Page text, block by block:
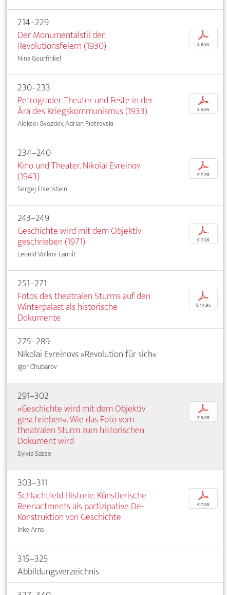
214–229
Der Monumentalstil der
Revolutionsfeiern (1930)
Nina Gourfinkel
p
€ 9,95
230–233
Petrograder Theater und Feste in der
Ära des Kriegskommunismus (1933)
Aleksei Gvozdev, Adrian Piotrovski
p
€ 5,95
234–240
Kino und Theater. Nikolai Evreinov
(1943)
Sergej Eisenstein
p
€ 7,95
243–249
Geschichte wird mit dem Objektiv
geschrieben (1971)
Leonid Volkov-Lannit
p
€ 7,95
251–271
Fotos des theatralen Sturms auf den
Winterpalast als historische
Dokumente
p
€ 14,95
275–289
Nikolai Evreinovs »Revolution für sich«
Igor Chubarov
291–302
»Geschichte wird mit dem Objektiv
geschrieben«. Wie das Foto vom
theatralen Sturm zum historischen
Dokument wird
Sylvia Sasse
p
€ 9,95
303–311
Schlachtfeld Historie. Künstlerische
Reenactments als partizipative De-
Konstruktion von Geschichte
Inke Arns
p
€ 7,95
315–325
Abbildungsverzeichnis